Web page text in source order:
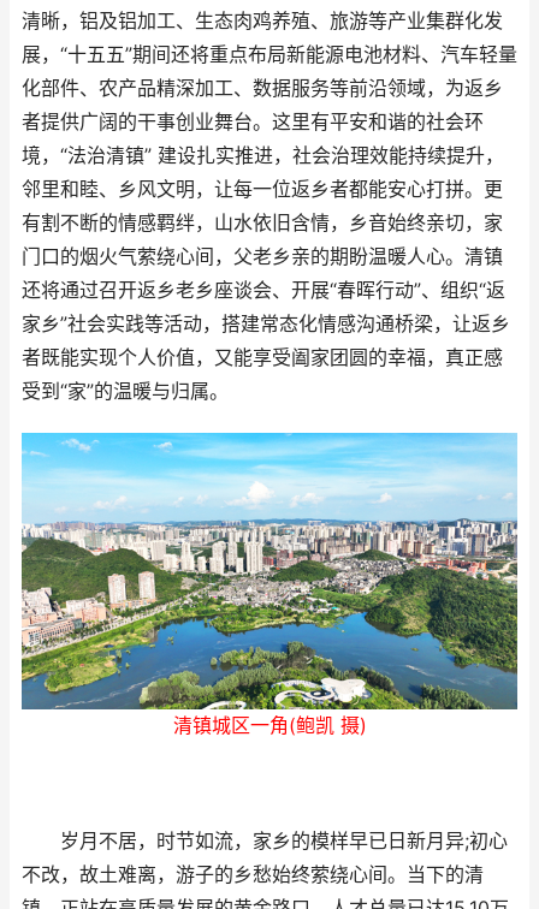
清晰，铝及铝加工、生态肉鸡养殖、旅游等产业集群化发
展，“十五五”期间还将重点布局新能源电池材料、汽车轻量
化部件、农产品精深加工、数据服务等前沿领域，为返乡
者提供广阔的干事创业舞台。这里有平安和谐的社会环
境，“法治清镇” 建设扎实推进，社会治理效能持续提升，
邻里和睦、乡风文明，让每一位返乡者都能安心打拼。更
有割不断的情感羁绊，山水依旧含情，乡音始终亲切，家
门口的烟火气萦绕心间，父老乡亲的期盼温暖人心。清镇
还将通过召开返乡老乡座谈会、开展“春晖行动”、组织“返
家乡”社会实践等活动，搭建常态化情感沟通桥梁，让返乡
者既能实现个人价值，又能享受阖家团圆的幸福，真正感
受到“家”的温暖与归属。
清镇城区一角(鲍凯 摄)
岁月不居，时节如流，家乡的模样早已日新月异;初心
不改，故土难离，游子的乡愁始终萦绕心间。当下的清